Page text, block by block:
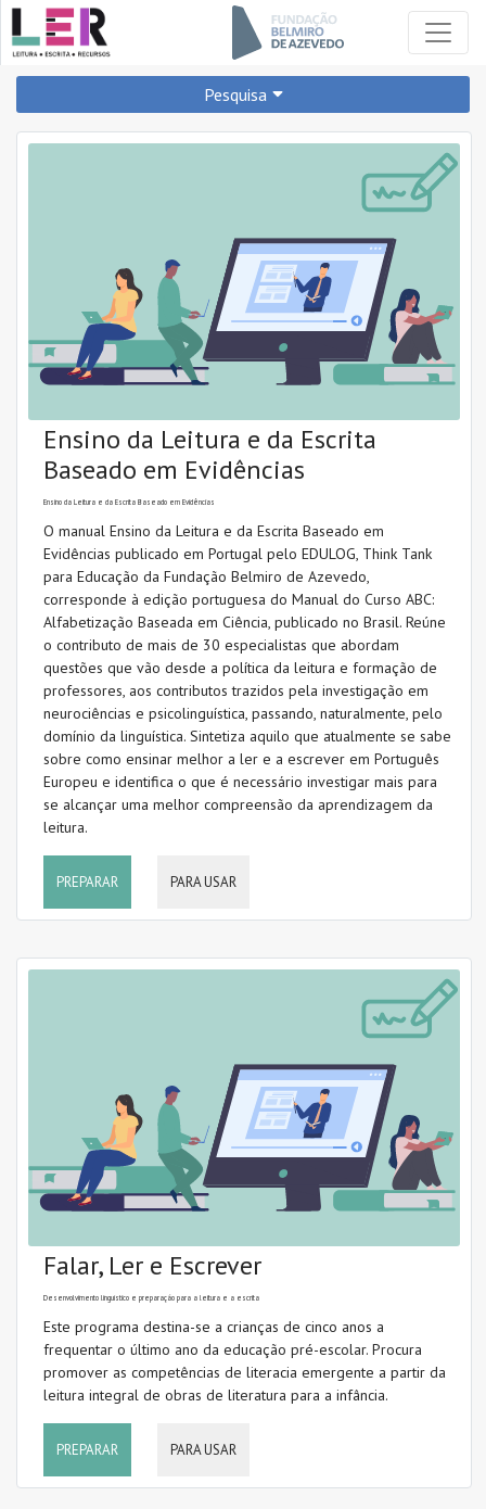
Pesquisa
PARA QUÊ?
APRENDER
REFORÇAR
O QUÊ?
A CIÊNCIA MOSTRA RECOMENDA-SE
PARA USAR
VER TODOS
TAGS
Avaliação
Caligrafia
Código ortográfico
Conhecimento morfológico
Conhecimento sintático
Consciência fonémica
Desenvolvimento linguístico
Escrita (codificação)
Fluência
Fonologia
Intervenção
Ensino da Leitura e da Escrita
Baseado em Evidências
Ensino da Leitura e da Escrita Baseado em Evidências
O manual Ensino da Leitura e da Escrita Baseado em
Evidências publicado em Portugal pelo EDULOG, Think Tank
para Educação da Fundação Belmiro de Azevedo,
corresponde à edição portuguesa do Manual do Curso ABC:
Alfabetização Baseada em Ciência, publicado no Brasil. Reúne
o contributo de mais de 30 especialistas que abordam
questões que vão desde a política da leitura e formação de
professores, aos contributos trazidos pela investigação em
neurociências e psicolinguística, passando, naturalmente, pelo
domínio da linguística. Sintetiza aquilo que atualmente se sabe
sobre como ensinar melhor a ler e a escrever em Português
Europeu e identifica o que é necessário investigar mais para
se alcançar uma melhor compreensão da aprendizagem da
leitura.
PREPARAR PARA USAR
Falar, Ler e Escrever
Desenvolvimento linguístico e preparação para a leitura e a escrita
Este programa destina-se a crianças de cinco anos a
frequentar o último ano da educação pré-escolar. Procura
promover as competências de literacia emergente a partir da
leitura integral de obras de literatura para a infância.
PREPARAR PARA USAR